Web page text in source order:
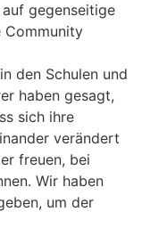
gegenseitige
Community
den Schulen und
haben gesagt,
sich ihre
verändert
freuen, bei
Wir haben
um der